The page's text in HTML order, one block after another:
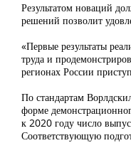
Результатом новаций
решений позволит
«Первые результаты
труда и
регионах России
По стандартам
форме
к 2020 году число
Соответствующую